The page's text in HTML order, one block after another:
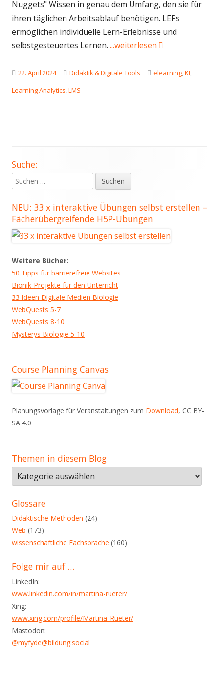
Nuggets" Wissen in genau dem Umfang, den sie für
ihren täglichen Arbeitsablauf benötigen. LEPs
ermöglichen individuelle Lern-Erlebnisse und
selbstgesteuertes Lernen. ...weiterlesen "Die Zukunft
Veröffentlicht
am
22. April 2024 Kategorien
Didaktik & Digitale Tools Schlagwörter
elearning,KI,
Learning Analytics,LMS
Haupt-
Seitenleiste
Suche:
Suchen
nach:
NEU: 33 x interaktive Übungen selbst erstellen –
Fächerübergreifende H5P-Übungen
Weitere Bücher:
50 Tipps für barrierefreie Websites
Bionik-Projekte für den Unterricht
33 Ideen Digitale Medien Biologie
WebQuests 5-7
WebQuests 8-10
Mysterys Biologie 5-10
Course Planning Canvas
Planungsvorlage für Veranstaltungen zum Download, CC BY-
SA 4.0
Themen in diesem Blog
Themen
in
diesem
Blog
Glossare
Didaktische Methoden (24)
Web (173)
wissenschaftliche Fachsprache (160)
Folge mir auf …
LinkedIn:
www.linkedin.com/in/martina-rueter/
Xing:
www.xing.com/profile/Martina_Rueter/
Mastodon:
@myfyde@bildung.social